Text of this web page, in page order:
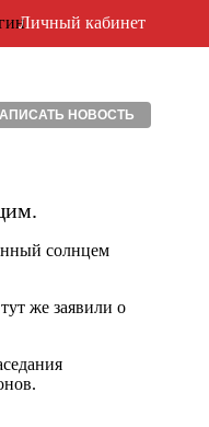
Личный кабинет
НОВОСТЬ
солнцем
же заявили о